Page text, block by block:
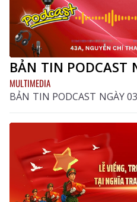
BẢN TIN PODCAST
MULTIMEDIA
BẢN TIN PODCAST NGÀY